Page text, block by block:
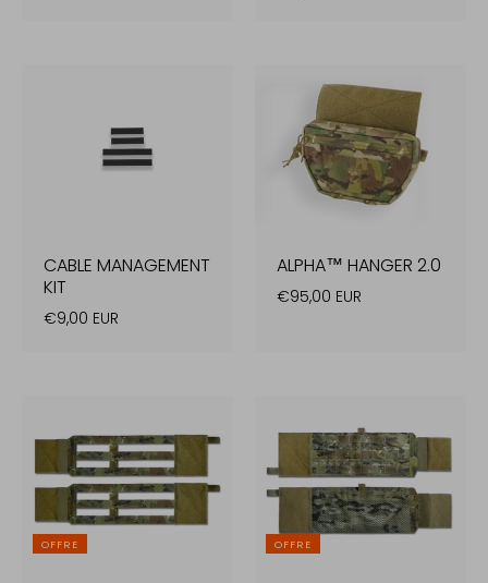
CABLE MANAGEMENT
KIT
€9,00 EUR
ALPHA™ HANGER 2.0
€95,00 EUR
OFFRE OFFRE